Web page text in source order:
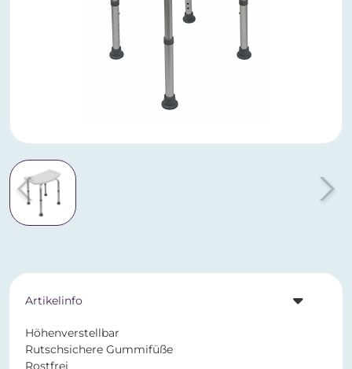
Artikelinfo
Höhenverstellbar
Rutschsichere Gummifüße
Rostfrei